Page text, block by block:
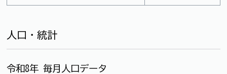
人口・統計
令和8年 毎月人口データ